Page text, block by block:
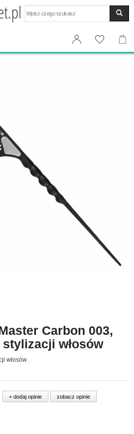
Carbon 003,
włosów
włosów
+ dodaj opinie zobacz opinie